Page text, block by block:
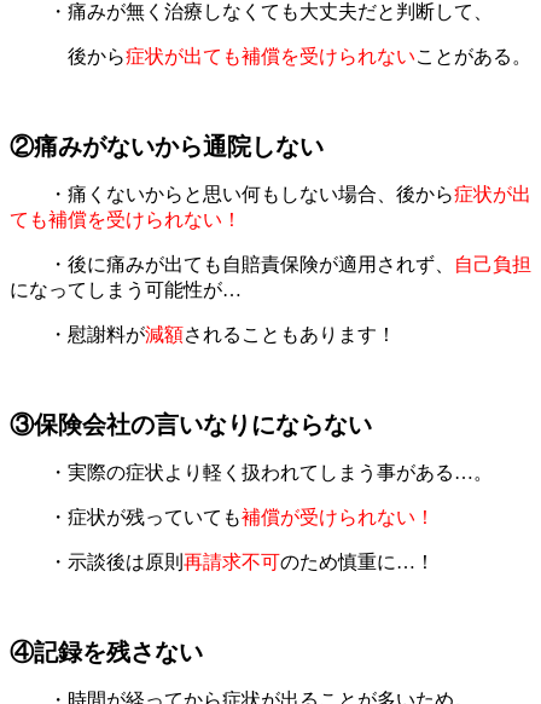
・痛みが無く治療しなくても大丈夫だと判断して、
後から症状が出ても補償を受けられないことがある。
②痛みがないから通院しない
・痛くないからと思い何もしない場合、後から症状が出
ても補償を受けられない！
・後に痛みが出ても自賠責保険が適用されず、
自己負担
になってしまう可能性が…
・慰謝料が減額されることもあります！
③保険会社の言いなりにならない
・実際の症状より軽く扱われてしまう事がある…。
・症状が残っていても補償が受けられない！
・示談後は原則 再請求不可のため慎重に…！
④記録を残さない